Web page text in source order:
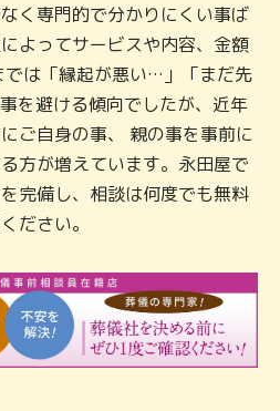
く専門的で分かりにくい事ば
よってサービスや内容、金額
では「縁起が悪い…」「まだ先
を避ける傾向でしたが、近年
ご自身の事、 親の事を事前に
方が増えています。永田屋で
完備し、相談は何度でも無料
ださい。